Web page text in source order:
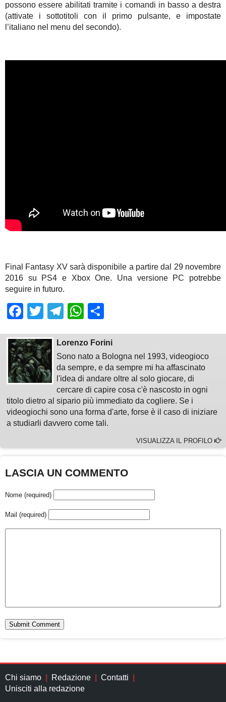
possono essere abilitati tramite i comandi in basso a destra
(attivate i sottotitoli con il primo pulsante, e impostate
l’italiano nel menu del secondo).
Final Fantasy XV sarà disponibile a partire dal 29 novembre
2016 su PS4 e Xbox One. Una versione PC potrebbe
seguire in futuro.
Facebook
TwitterTelegram
WhatsApp
Lorenzo Forini
Sono nato a Bologna nel 1993, videogioco
da sempre, e da sempre mi ha affascinato
l'idea di andare oltre al solo giocare, di
cercare di capire cosa c'è nascosto in ogni
titolo dietro al sipario più immediato da cogliere. Se i
videogiochi sono una forma d'arte, forse è il caso di iniziare
a studiarli davvero come tali.
VISUALIZZA IL PROFILO
LASCIA UN COMMENTO
Nome (required)
Mail (required)
Chi siamo Redazione
Contatti
Unisciti alla redazione